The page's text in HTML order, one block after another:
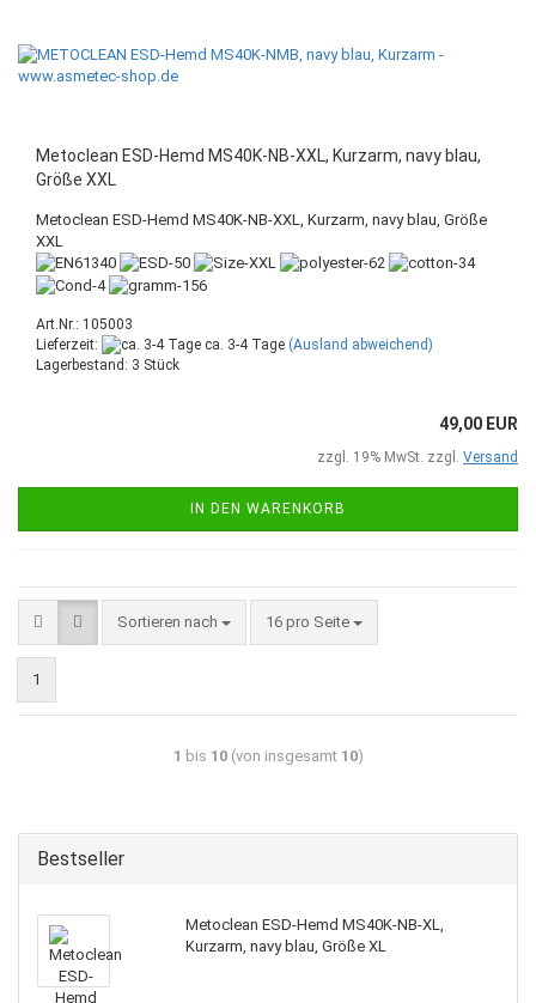
Metoclean ESD-Hemd MS40K-NB-XXL, Kurzarm, navy blau,
Größe XXL
Metoclean ESD-Hemd MS40K-NB-XXL, Kurzarm, navy blau, Größe
XXL
Art.Nr.: 105003
Lieferzeit:
ca. 3-4 Tage (Ausland abweichend)
Lagerbestand: 3 Stück
49,00 EUR
zzgl. 19% MwSt. zzgl. Versand
IN DEN WARENKORB
Sortieren nach 16 pro Seite
1
1 bis 10(von insgesamt 10)
Bestseller
Metoclean ESD-Hemd MS40K-NB-XL,
Kurzarm, navy blau, Größe XL